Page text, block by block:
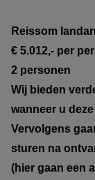
Reissom
€ 5.012,- per
2 personen
Wij bieden
wanneer u
Vervolgens
sturen na
(hier gaan een